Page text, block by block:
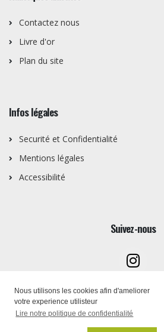
Nous utilisons les cookies afin d'ameliorer
votre experience utilisteur
Lire notre politique de confidentialité
Contactez nous
Livre d'or
Plan du site
Infos légales
Securité et Confidentialité
Mentions légales
Accessibilité
Suivez-nous
Copyright © Artothèque PEMB 2026 |